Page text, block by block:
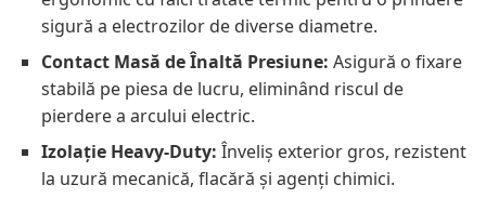
sigură a electrozilor de diverse diametre.
Contact Masă de Înaltă Presiune: Asigură o fixare
stabilă pe piesa de lucru, eliminând riscul de
pierdere a arcului electric.
Izolație Heavy-Duty: Înveliș exterior gros, rezistent
la uzură mecanică, flacără și agenți chimici.